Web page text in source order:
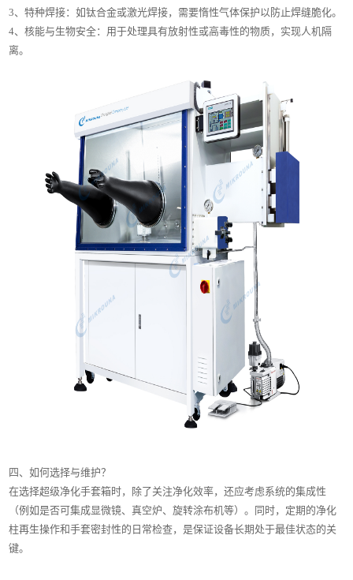
3、特种焊接：如钛合金或激光焊接，需要惰性气体保护以防止焊缝脆化。
4、核能与生物安全：用于处理具有放射性或高毒性的物质，实现人机隔
离。
四、如何选择与维护？
在选择超级净化手套箱时，除了关注净化效率，还应考虑系统的集成性
（例如是否可集成显微镜、真空炉、旋转涂布机等）。同时，定期的净化
柱再生操作和手套密封性的日常检查，是保证设备长期处于最佳状态的关
键。